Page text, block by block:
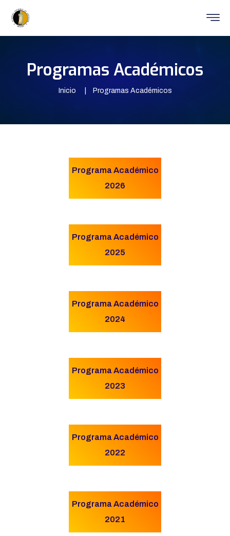
Programas Académicos
Inicio Programas Académicos
Programa Académico
2026
Programa Académico
2025
Programa Académico
2024
Programa Académico
2023
Programa Académico
2022
Programa Académico
2021